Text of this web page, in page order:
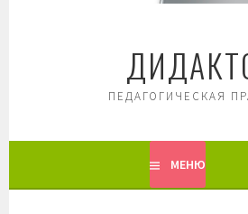
ПЕДАГОГИЧЕСКАЯ
МЕНЮ